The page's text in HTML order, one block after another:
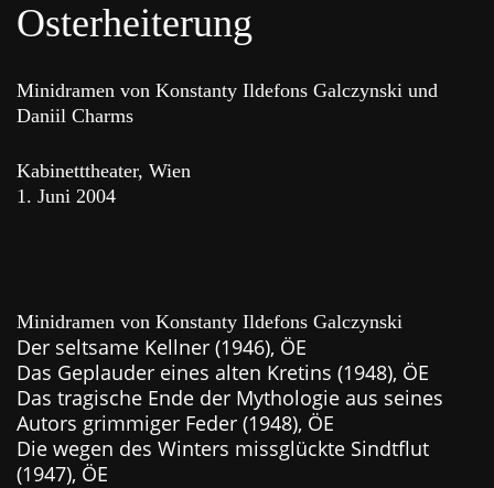
Osterheiterung
Minidramen von Konstanty Ildefons Galczynski und
Daniil Charms
Kabinetttheater, Wien
1. Juni 2004
Minidramen von Konstanty Ildefons Galczynski
Der seltsame Kellner (1946), ÖE
Das Geplauder eines alten Kretins (1948), ÖE
Das tragische Ende der Mythologie aus seines
Autors grimmiger Feder (1948), ÖE
Die wegen des Winters missglückte Sindtflut
(1947), ÖE